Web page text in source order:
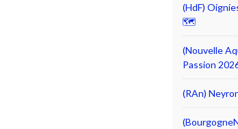
(HdF)
🗺
(Nouvelle
Passion
(RAn)